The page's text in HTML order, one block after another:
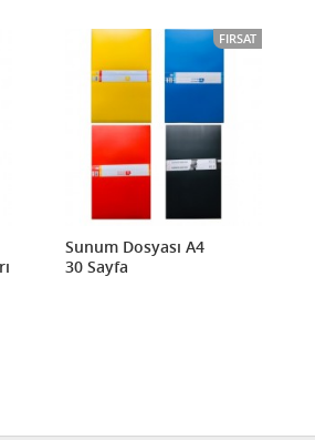
FIRSAT
Sunum Dosyası A4
30 Sayfa